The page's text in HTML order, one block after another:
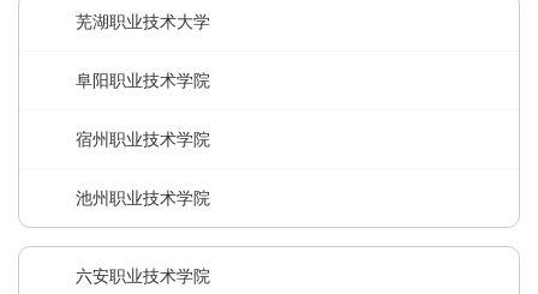
芜湖职业技术大学
阜阳职业技术学院
宿州职业技术学院
池州职业技术学院
六安职业技术学院